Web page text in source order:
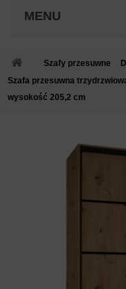
MENU
Szafy przesuwne
Szafa przesuwna
wysokość 205,2 cm